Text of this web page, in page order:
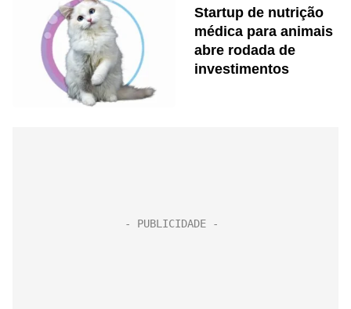
Startup de nutrição
médica para animais
abre rodada de
investimentos